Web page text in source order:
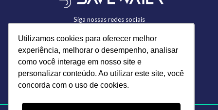
Utilizamos cookies para oferecer melhor
experiência, melhorar o desempenho, analisar
como você interage em nosso site e
personalizar conteúdo. Ao utilizar este site, você
concorda com o uso de cookies.
Siga nossas redes sociais
3555.3100
Contorno Viário Paulo Macarini
CEP: 89620-000 Campos Novos, SC